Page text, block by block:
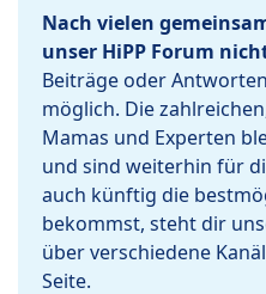
Nach vielen
unser HiPP Forum
Beiträge oder
möglich. Die
Mamas und Experten
und sind weiterhin für
auch künftig die
bekommst, steht dir
über verschiedene
Seite.